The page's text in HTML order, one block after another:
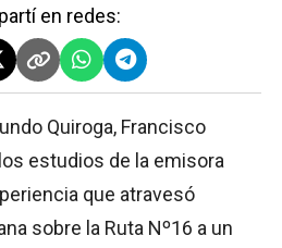
en redes:
Quiroga, Francisco
estudios de la emisora
que atravesó
sobre la Ruta Nº16 a un